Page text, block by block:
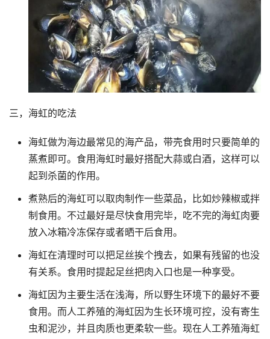
三，海虹的吃法
海虹做为海边最常见的海产品，带壳食用时只要简单的
蒸煮即可。食用海虹时最好搭配大蒜或白酒，这样可以
起到杀菌的作用。
煮熟后的海虹可以取肉制作一些菜品，比如炒辣椒或拌
制食用。不过最好是尽快食用完毕，吃不完的海虹肉要
放入冰箱冷冻保存或者晒干后食用。
海虹在清理时可以把足丝挨个拽去，如果有残留的也没
有关系。食用时提起足丝把肉入口也是一种享受。
海虹因为主要生活在浅海，所以野生环境下的最好不要
食用。而人工养殖的海虹因为生长环境可控，没有寄生
虫和泥沙，并且肉质也更柔软一些。现在人工养殖海虹